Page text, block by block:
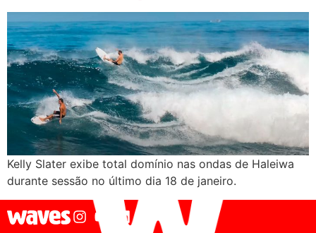
Kelly Slater exibe total domínio nas ondas de Haleiwa
durante sessão no último dia 18 de janeiro.